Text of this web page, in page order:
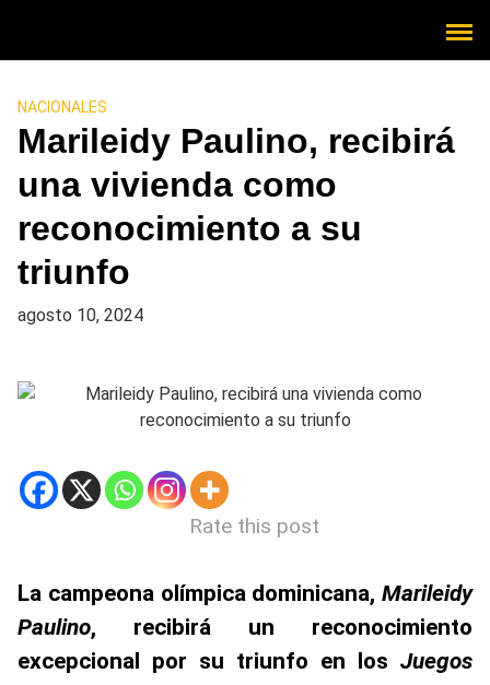
NACIONALES
Marileidy Paulino, recibirá
una vivienda como
reconocimiento a su
triunfo
agosto 10, 2024
Rate this post
La campeona olímpica dominicana, Marileidy
Paulino, recibirá un reconocimiento
excepcional por su triunfo en los Juegos